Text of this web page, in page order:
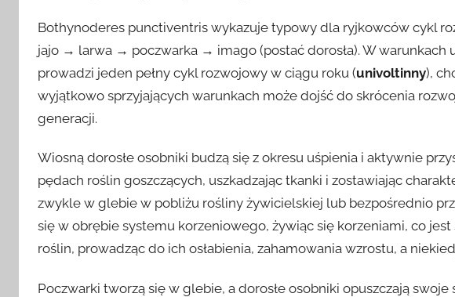
Bothynoderes punctiventris wykazuje typowy dla ryjkowców cykl
jajo → larwa → poczwarka → imago (postać dorosła). W warunkach
prowadzi jeden pełny cykl rozwojowy w ciągu roku (univoltinny),
wyjątkowo sprzyjających warunkach może dojść do skrócenia
generacji.
Wiosną dorosłe osobniki budzą się z okresu uśpienia i aktywnie
pędach roślin goszczących, uszkadzając tkanki i zostawiając
zwykle w glebie w pobliżu rośliny żywicielskiej lub bezpośrednio
się w obrębie systemu korzeniowego, żywiąc się korzeniami, co
roślin, prowadząc do ich osłabienia, zahamowania wzrostu, a
Poczwarki tworzą się w glebie, a dorosłe osobniki opuszczają swoje